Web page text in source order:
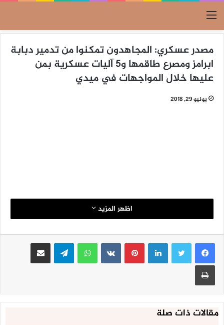
القائمة
مصدر عسكري: المجاهدون تمكنوا من تدمير دبابة
ابرامز ومصرع طاقمها و5 آليات عسكرية بمن
عليها خلال المواجهات في ميدي
يونيو 29, 2018
اظهر المزيد
لينكدإنبينتيريست واتساب تيلقرام مشاركة عبر البريد
طباعة
مقالات ذات صلة